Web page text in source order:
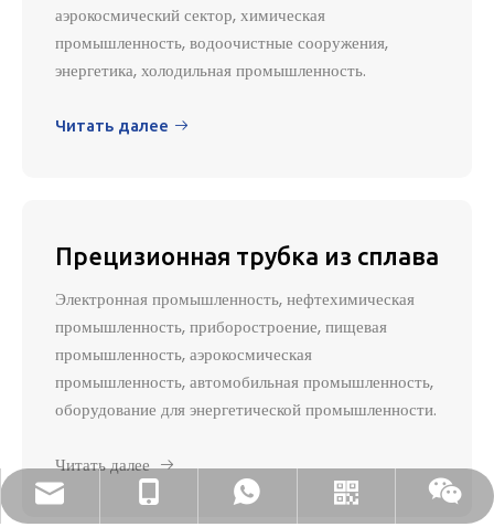
аэрокосмический сектор, химическая
промышленность, водоочистные сооружения,
энергетика, холодильная промышленность.
Читать далее 
Прецизионная трубка из сплава
Электронная промышленность, нефтехимическая
промышленность, приборостроение, пищевая
промышленность, аэрокосмическая
промышленность, автомобильная промышленность,
оборудование для энергетической промышленности.
Читать далее
dlx-group@dlx-alloy.com
+86- 13218680935
+86- 13218680935
WhatsApp
Вичат